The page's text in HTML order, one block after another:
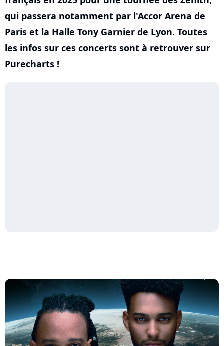
qui passera notamment par l'Accor Arena de
Paris et la Halle Tony Garnier de Lyon. Toutes
les infos sur ces concerts sont à retrouver sur
Purecharts !